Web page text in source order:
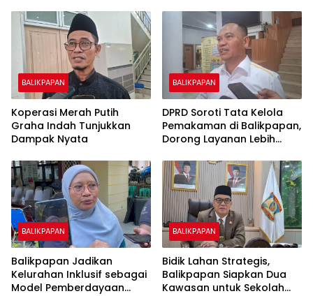
BALIKPAPAN
Koperasi Merah Putih
Graha Indah Tunjukkan
Dampak Nyata
BALIKPAPAN
DPRD Soroti Tata Kelola
Pemakaman di Balikpapan,
Dorong Layanan Lebih
Biaya Warga
BALIKPAPAN
Balikpapan Jadikan
Kelurahan Inklusif sebagai
Model Pemberdayaan
BALIKPAPAN
Bidik Lahan Strategis,
Balikpapan Siapkan Dua
Kawasan untuk Sekolah